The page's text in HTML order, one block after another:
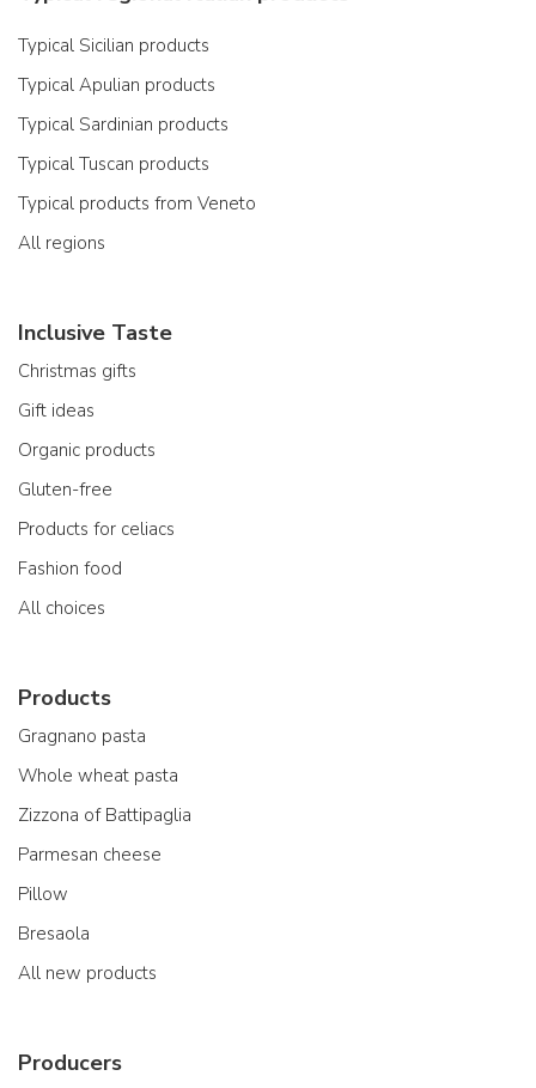
Typical Sicilian products
Typical Apulian products
Typical Sardinian products
Typical Tuscan products
Typical products from Veneto
All regions
Inclusive Taste
Christmas gifts
Gift ideas
Organic products
Gluten-free
Products for celiacs
Fashion food
All choices
Products
Gragnano pasta
Whole wheat pasta
Zizzona of Battipaglia
Parmesan cheese
Pillow
Bresaola
All new products
Producers